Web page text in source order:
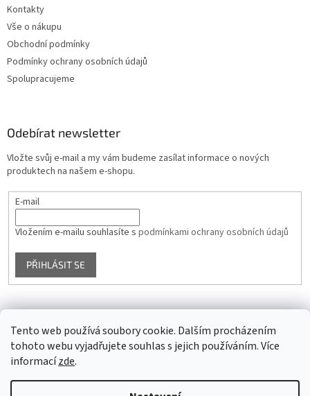
Tento web používá soubory cookie. Dalším procházením
tohoto webu vyjadřujete souhlas s jejich používáním. Více
informacízde.
Kontakty
Vše o nákupu
Obchodní podmínky
Podmínky ochrany osobních údajů
Spolupracujeme
Odebírat newsletter
Vložte svůj e-mail a my vám budeme zasílat informace o nových
produktech na našem e-shopu.
E-mail
Vložením e-mailu souhlasíte s podmínkami ochrany osobních údajů
PŘIHLÁSIT SE
Facebook